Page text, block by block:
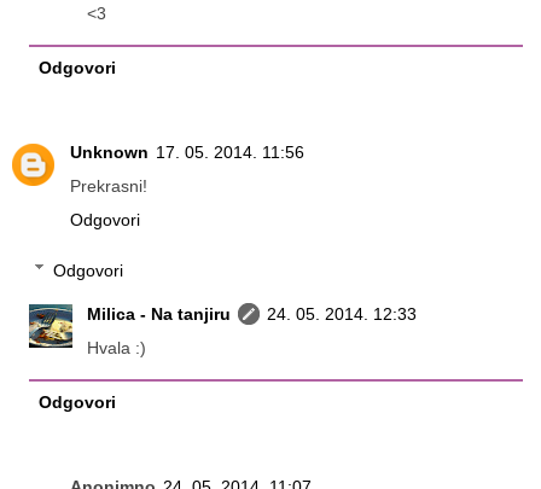
<3
Odgovori
Unknown 17. 05. 2014. 11:56
Prekrasni!
Odgovori
Odgovori
Milica - Na tanjiru
24. 05. 2014. 12:33
Hvala :)
Odgovori